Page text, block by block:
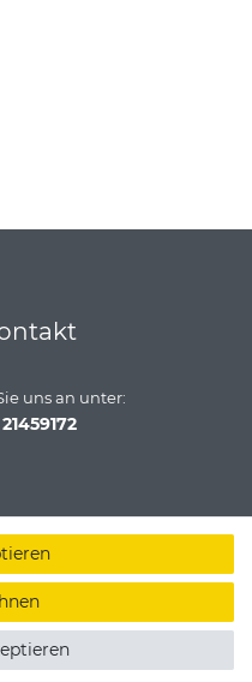
uns an unter: